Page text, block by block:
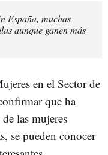
España, muchas
aunque ganen más
en el Sector de
que ha
las mujeres
se pueden conocer